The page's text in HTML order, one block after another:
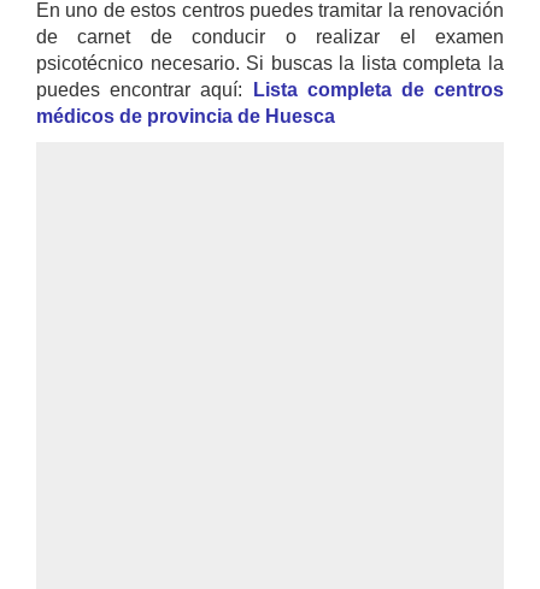
En uno de estos centros puedes tramitar la renovación
de carnet de conducir o realizar el examen
psicotécnico necesario. Si buscas la lista completa la
puedes encontrar aquí:
Lista completa de centros
médicos de provincia de Huesca